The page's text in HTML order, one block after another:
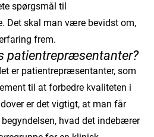
spørgsmål til
Det skal man være bevidst om,
frem.
patientrepræsentanter?
er patientrepræsentanter, som
til at forbedre kvaliteten i
er det vigtigt, at man får
hvad det indebærer